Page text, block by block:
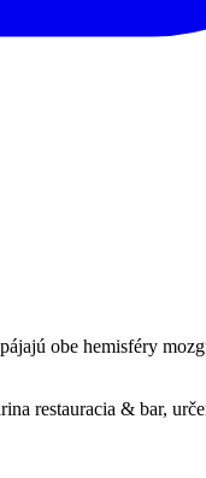
obe hemisféry
restauracia & bar,